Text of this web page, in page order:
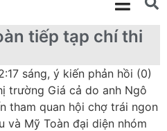
tiếp tạp chí thi
sáng, ý kiến phản hồi (0)
trường Giá cả do anh Ngô
tham quan hội chợ trái ngon
và Mỹ Toàn đại diện nhóm